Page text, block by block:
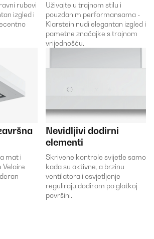
rubovi
izgled i
Uživajte u trajnom stilu i
pouzdanim performansama -
Klarstein nudi elegantan izgled i
pametne značajke s trajnom
vrijednošću.
mat i
Velaire
Nevidljivi dodirni
elementi
Skrivene kontrole svijetle samo
kada su aktivne, a brzinu
ventilatora i osvjetljenje
reguliraju dodirom po glatkoj
površini.